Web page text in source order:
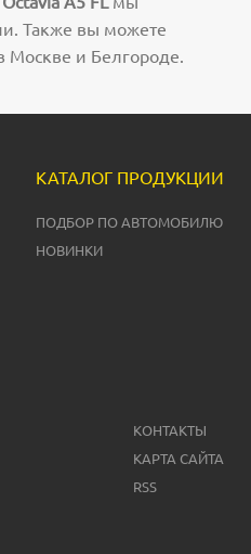
Также вы можете
Москве и Белгороде.
КАТАЛОГ ПРОДУКЦИИ
ПОДБОР ПО АВТОМОБИЛЮ
НОВИНКИ
КОНТАКТЫ
КАРТА САЙТА
RSS